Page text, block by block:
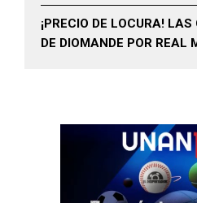
¡PRECIO DE LOCURA!
DE DIOMANDE POR REAL